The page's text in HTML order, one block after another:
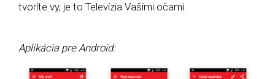
tvoríte vy, je to Televízia Vašimi očami.
Aplikácia pre Android: